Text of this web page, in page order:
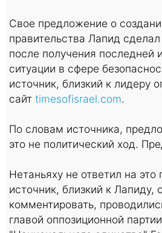
Свое предложение о
правительства Лапид
после получения последней
ситуации в сфере
источник, близкий к лидеру
сайт timesofisrael.com.
По словам источника,
это не политический ход.
Нетаньяху не ответил на
источник, близкий к Лапиду,
комментировать,
главой оппозиционной